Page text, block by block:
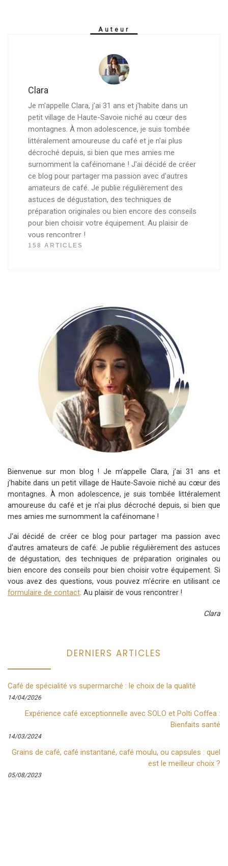
Auteur
Clara
Je m'appelle Clara, j’ai 31 ans et j'habite dans un
petit village de Haute-Savoie niché au cœur des
montagnes. À mon adolescence, je suis tombée
littéralement amoureuse du café et je n'ai plus
décroché depuis, si bien que mes amies me
surnomment la caféinomane ! J'ai décidé de créer
ce blog pour partager ma passion avec d'autres
amateurs de café. Je publie régulièrement des
astuces de dégustation, des techniques de
préparation originales ou bien encore des conseils
pour bien choisir votre équipement. Au plaisir de
vous rencontrer !
158 ARTICLES
Bienvenue sur mon blog ! Je m'appelle Clara, j’ai 31 ans et
j'habite dans un petit village de Haute-Savoie niché au cœur des
montagnes. À mon adolescence, je suis tombée littéralement
amoureuse du café et je n'ai plus décroché depuis, si bien que
mes amies me surnomment la caféinomane !
J'ai décidé de créer ce blog pour partager ma passion avec
d'autres amateurs de café. Je publie régulièrement des astuces
de dégustation, des techniques de préparation originales ou
bien encore des conseils pour bien choisir votre équipement. Si
vous avez des questions, vous pouvez m'écrire en utilisant ce
formulaire de contact. Au plaisir de vous rencontrer !
Clara
DERNIERS ARTICLES
Café de spécialité vs supermarché : le choix de la qualité
14/04/2026
Expérience café exceptionnelle avec SOLO et Polti Coffea :
Bienfaits santé
14/03/2024
Grains de café, café instantané, café moulu, ou capsules : quel
est le meilleur choix ?
05/08/2023